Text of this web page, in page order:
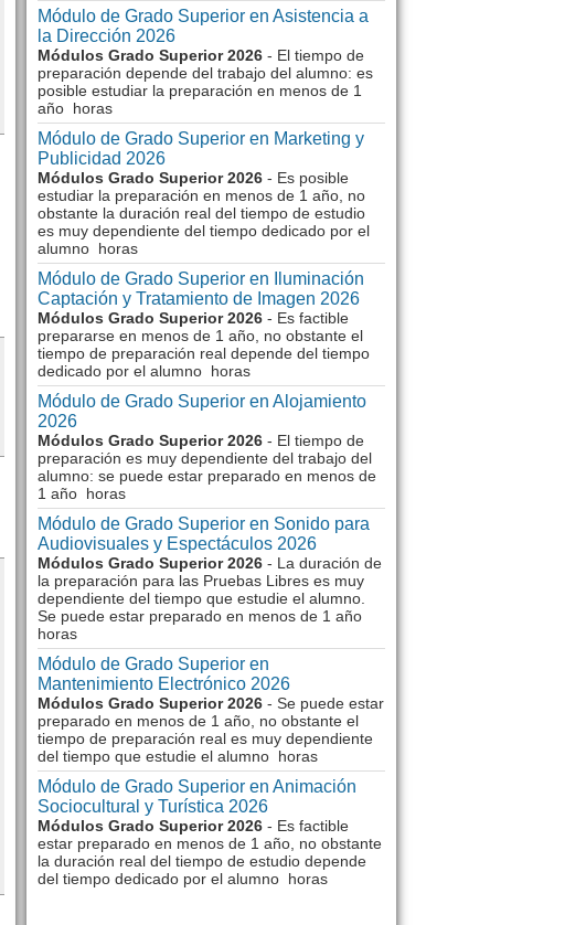
Módulo de Grado Superior en Asistencia a
la Dirección 2026
Módulos Grado Superior 2026 - El tiempo de
preparación depende del trabajo del alumno: es
posible estudiar la preparación en menos de 1
año horas
Módulo de Grado Superior en Marketing y
Publicidad 2026
Módulos Grado Superior 2026 - Es posible
estudiar la preparación en menos de 1 año, no
obstante la duración real del tiempo de estudio
es muy dependiente del tiempo dedicado por el
alumno horas
Módulo de Grado Superior en Iluminación
Captación y Tratamiento de Imagen 2026
Módulos Grado Superior 2026 - Es factible
prepararse en menos de 1 año, no obstante el
tiempo de preparación real depende del tiempo
dedicado por el alumno horas
Módulo de Grado Superior en Alojamiento
2026
Módulos Grado Superior 2026 - El tiempo de
preparación es muy dependiente del trabajo del
alumno: se puede estar preparado en menos de
1 año horas
Módulo de Grado Superior en Sonido para
Audiovisuales y Espectáculos 2026
Módulos Grado Superior 2026 - La duración de
la preparación para las Pruebas Libres es muy
dependiente del tiempo que estudie el alumno.
Se puede estar preparado en menos de 1 año
horas
Módulo de Grado Superior en
Mantenimiento Electrónico 2026
Módulos Grado Superior 2026 - Se puede estar
preparado en menos de 1 año, no obstante el
tiempo de preparación real es muy dependiente
del tiempo que estudie el alumno horas
Módulo de Grado Superior en Animación
Sociocultural y Turística 2026
Módulos Grado Superior 2026 - Es factible
estar preparado en menos de 1 año, no obstante
la duración real del tiempo de estudio depende
del tiempo dedicado por el alumno horas